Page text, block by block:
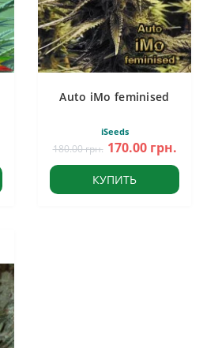
Auto iMo feminised
iSeeds
180.00 грн. 170.00 грн.
КУПИТЬ